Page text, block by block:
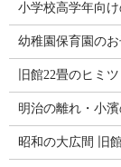
小学校高学年向
幼稚園保育園の
旧館22畳のヒミツ
明治の離れ・小
昭和の大広間 旧